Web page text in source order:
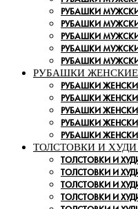
РУБАШКИ МУЖСКИЕ
РУБАШКИ
РУБАШКИ
РУБАШКИ
РУБАШКИ
РУБАШКИ ЖЕНСКИЕ
РУБАШКИ
РУБАШКИ ЖЕНСКИЕ
РУБАШКИ ЖЕНСКИЕ
РУБАШКИ
РУБАШКИ
ТОЛСТОВКИ И
ТОЛСТОВКИ И
ТОЛСТОВКИ И
ТОЛСТОВКИ И
ТОЛСТОВКИ И